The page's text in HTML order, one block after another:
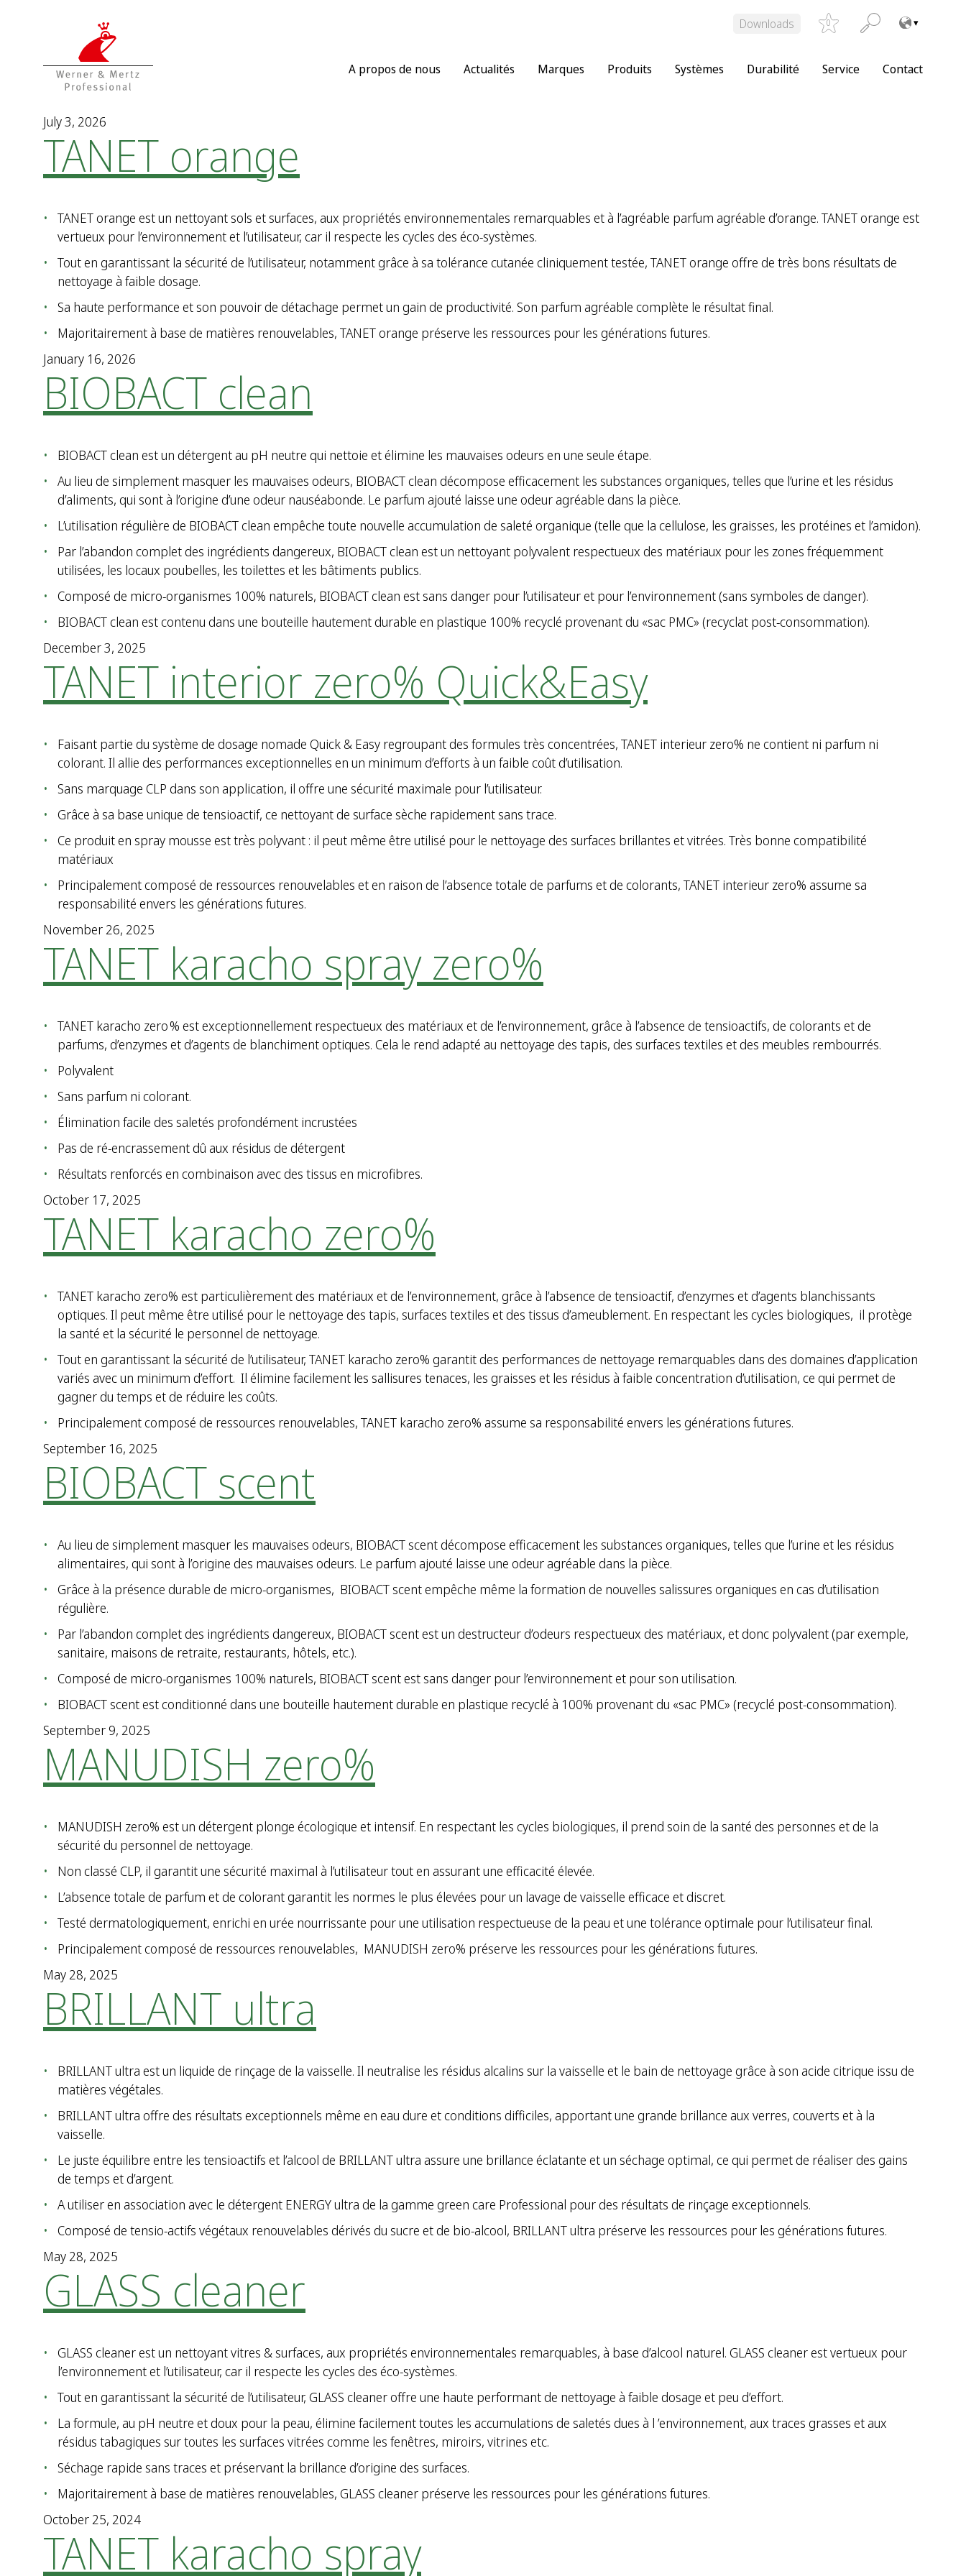
Downloads 0
A propos de nous Actualités Marques Produits Systèmes Durabilité Service Contact
July 3, 2026
TANET orange
TANET orange est un nettoyant sols et surfaces, aux propriétés environnementales remarquables et à l’agréable parfum agréable d’orange. TANET orange est
vertueux pour l’environnement et l’utilisateur, car il respecte les cycles des éco-systèmes.
Tout en garantissant la sécurité de l’utilisateur, notamment grâce à sa tolérance cutanée cliniquement testée, TANET orange offre de très bons résultats de
nettoyage à faible dosage.
Sa haute performance et son pouvoir de détachage permet un gain de productivité. Son parfum agréable complète le résultat final.
Majoritairement à base de matières renouvelables, TANET orange préserve les ressources pour les générations futures.
January 16, 2026
BIOBACT clean
BIOBACT clean est un détergent au pH neutre qui nettoie et élimine les mauvaises odeurs en une seule étape.
Au lieu de simplement masquer les mauvaises odeurs, BIOBACT clean décompose efficacement les substances organiques, telles que l’urine et les résidus
d’aliments, qui sont à l’origine d’une odeur nauséabonde. Le parfum ajouté laisse une odeur agréable dans la pièce.
L’utilisation régulière de BIOBACT clean empêche toute nouvelle accumulation de saleté organique (telle que la cellulose, les graisses, les protéines et l’amidon).
Par l’abandon complet des ingrédients dangereux, BIOBACT clean est un nettoyant polyvalent respectueux des matériaux pour les zones fréquemment
utilisées, les locaux poubelles, les toilettes et les bâtiments publics.
Composé de micro-organismes 100% naturels, BIOBACT clean est sans danger pour l’utilisateur et pour l’environnement (sans symboles de danger).
BIOBACT clean est contenu dans une bouteille hautement durable en plastique 100% recyclé provenant du «sac PMC» (recyclat post-consommation).
December 3, 2025
TANET interior zero% Quick&Easy
Faisant partie du système de dosage nomade Quick & Easy regroupantdes formules très concentrées, TANET interieur zero% ne contient ni parfum ni
colorant. Il allie des performances exceptionnelles en un minimum d’efforts à un faible coûtd’utilisation.
Sans marquage CLP dans son application, il offre une sécurité maximale pour l’utilisateur.
Grâce à sa base unique de tensioactif, ce nettoyantde surface sèche rapidement sans trace.
Ce produit en spray mousse esttrès polyvant : il peut même être utilisé pour le nettoyage des surfaces brillantes etvitrées. Très bonne compatibilité
matériaux
Principalement composé de ressources renouvelables et en raison de l’absence totale de parfums et de colorants, TANET interieur zero% assume sa
responsabilité envers les générations futures.
November 26, 2025
TANET karacho spray zero%
TANET karacho zero % est exceptionnellement respectueux des matériaux et de l’environnement, grâce à l’absence de tensioactifs, de colorants et de
parfums, d’enzymes et d’agents de blanchiment optiques. Cela le rend adapté au nettoyage des tapis, des surfaces textiles et des meubles rembourrés.
Polyvalent
Sans parfum ni colorant.
Élimination facile des saletés profondément incrustées
Pas de ré-encrassement dû aux résidus de détergent
Résultats renforcés en combinaison avec des tissus en microfibres.
October 17, 2025
TANET karacho zero%
TANET karacho zero% est particulièrement des matériaux et de l’environnement, grâce à l’absence de tensioactif, d’enzymes et d’agents blanchissants
optiques. Il peut même être utilisé pour le nettoyage des tapis, surfaces textiles et des tissus d’ameublement. En respectant les cycles biologiques, il protège
la santé et la sécurité le personnel de nettoyage.
Tout en garantissant la sécurité de l’utilisateur, TANET karacho zero% garantit des performances de nettoyage remarquables dans des domaines d’application
variés avec un minimum d’effort. Il élimine facilement les sallisures tenaces, les graisses et les résidus à faible concentration d’utilisation, ce qui permet de
gagner du temps et de réduire les coûts.
Principalement composé de ressources renouvelables, TANET karacho zero% assume sa responsabilité envers les générations futures.
September 16, 2025
BIOBACT scent
Au lieu de simplement masquer les mauvaises odeurs, BIOBACT scent décompose efficacement les substances organiques, telles que l’urine et les résidus
alimentaires, qui sont à l’origine des mauvaises odeurs. Le parfum ajouté laisse une odeur agréable dans la pièce.
Grâce à la présence durable de micro-organismes, BIOBACT scent empêche même la formation de nouvelles salissures organiques en cas d’utilisation
régulière.
Par l’abandon complet des ingrédients dangereux, BIOBACT scent est un destructeur d’odeurs respectueux des matériaux, et donc polyvalent (par exemple,
sanitaire, maisons de retraite, restaurants, hôtels, etc.).
Composé de micro-organismes 100% naturels, BIOBACT scent est sans danger pour l’environnement et pour son utilisation.
BIOBACT scent est conditionné dans une bouteille hautement durable en plastique recyclé à 100% provenant du «sac PMC» (recyclé post-consommation).
September 9, 2025
MANUDISH zero%
MANUDISH zero% est un détergent plonge écologique et intensif. En respectant les cycles biologiques, il prend soin de la santé des personnes et de la
sécurité du personnel de nettoyage.
Non classé CLP, il garantit une sécurité maximal à l’utilisateur tout en assurant une efficacité élevée.
L’absence totale de parfum et de colorant garantit les normes le plus élevées pour un lavage de vaisselle efficace et discret.
Testé dermatologiquement, enrichi en urée nourrissante pour une utilisation respectueuse de la peau et une tolérance optimale pour l’utilisateur final.
Principalement composé de ressources renouvelables, MANUDISH zero% préserve les ressources pour les générations futures.
May 28, 2025
BRILLANT ultra
BRILLANT ultra est un liquide de rinçage de la vaisselle. Il neutralise les résidus alcalins sur la vaisselle et le bain de nettoyage grâce à son acide citrique issu de
matières végétales.
BRILLANT ultra offre des résultats exceptionnels même en eau dure et conditions difficiles, apportant une grande brillance aux verres, couverts et à la
vaisselle.
Le juste équilibre entre les tensioactifs et l’alcool de BRILLANT ultra assure une brillance éclatante et un séchage optimal, ce qui permet de réaliser des gains
de temps et d’argent.
A utiliser en association avec le détergent ENERGY ultra de la gamme green care Professional pour des résultats de rinçage exceptionnels.
Composé de tensio-actifs végétaux renouvelables dérivés du sucre et de bio-alcool, BRILLANT ultra préserve les ressources pour les générations futures.
May 28, 2025
GLASS cleaner
GLASS cleaner est un nettoyant vitres & surfaces, aux propriétés environnementales remarquables, à base d’alcool naturel. GLASS cleaner est vertueux pour
l’environnement et l’utilisateur, car il respecte les cycles des éco-systèmes.
Tout en garantissant la sécurité de l’utilisateur, GLASS cleaner offre une haute performant de nettoyage à faible dosage et peu d’effort.
La formule, au pH neutre et doux pour la peau, élimine facilement toutes les accumulations de saletés dues à l ’environnement, aux traces grasses et aux
résidus tabagiques sur toutes les surfaces vitrées comme les fenêtres, miroirs, vitrines etc.
Séchage rapide sans traces et préservant la brillance d’origine des surfaces.
Majoritairement à base de matières renouvelables, GLASS cleaner préserve les ressources pour les générations futures.
October 25, 2024
TANET karacho spray